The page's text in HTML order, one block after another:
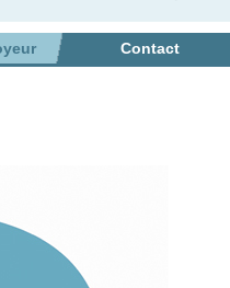
Contact